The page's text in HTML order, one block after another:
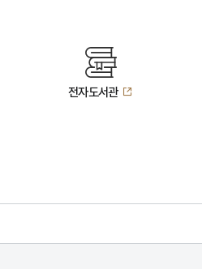
전자도서관